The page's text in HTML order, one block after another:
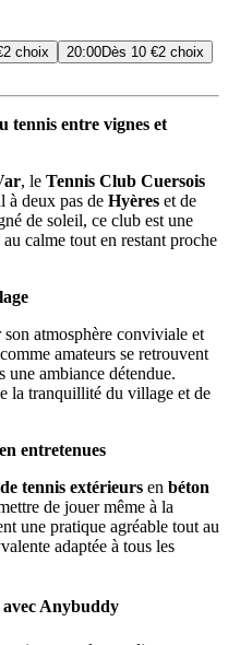
2 choix 20:00Dès 10 €2 choix
tennis entre vignes et
, le Tennis Club Cuersois
à deux pas de Hyères et de
de soleil, ce club est une
calme tout en restant proche
son atmosphère conviviale et
amateurs se retrouvent
une ambiance détendue.
la tranquillité du village et de
entretenues
tennis extérieurs en béton
de jouer même à la
une pratique agréable tout au
adaptée à tous les
Anybuddy